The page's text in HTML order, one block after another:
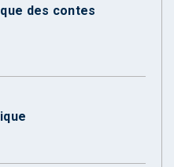
des contes